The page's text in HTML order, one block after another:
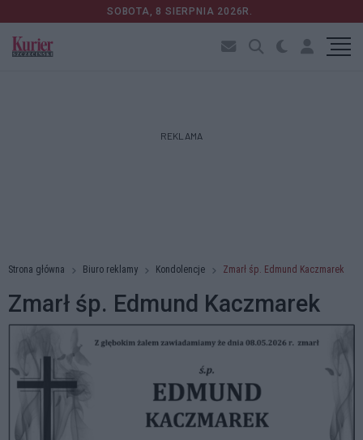
SOBOTA, 8 SIERPNIA 2026R.
REKLAMA
Strona główna Biuro reklamy Kondolencje Zmarł śp. Edmund Kaczmarek
Zmarł śp. Edmund Kaczmarek